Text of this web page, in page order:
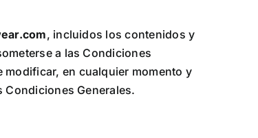
, incluidos los contenidos y
a las Condiciones
modificar, en cualquier momento y
Condiciones Generales.